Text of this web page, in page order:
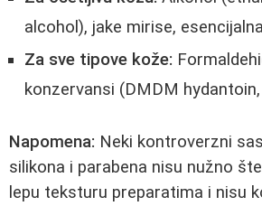
alcohol), jake mirise,
Za sve tipove kože:
konzervansi (DMDM
Napomena: Neki kontroverzni
silikona i parabena nisu nužno
lepu teksturu preparatima i nisu